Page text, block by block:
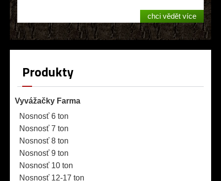
chci vědět více
Produkty
Vyvážačky Farma
Nosnosť 6 ton
Nosnosť 7 ton
Nosnosť 8 ton
Nosnosť 9 ton
Nosnosť 10 ton
Nosnosť 12-17 ton